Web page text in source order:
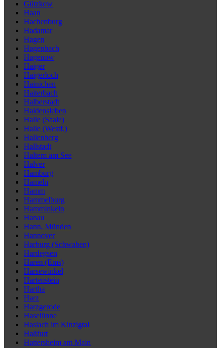
Gützkow
Haan
Hachenburg
Hadamar
Hagen
Hagenbach
Hagenow
Haiger
Haigerloch
Hainichen
Haiterbach
Halberstadt
Haldensleben
Halle (Saale)
Halle (Westf.)
Hallenberg
Hallstadt
Haltern am See
Halver
Hamburg
Hameln
Hamm
Hammelburg
Hamminkeln
Hanau
Hann. Münden
Hannover
Harburg (Schwaben)
Hardegsen
Haren (Ems)
Harsewinkel
Hartenstein
Hartha
Harz
Harzgerode
Haselünne
Haslach im Kinzigtal
Haßfurt
Hattersheim am Main